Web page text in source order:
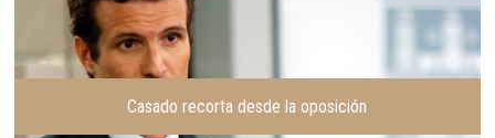
Casado recorta desde la oposición